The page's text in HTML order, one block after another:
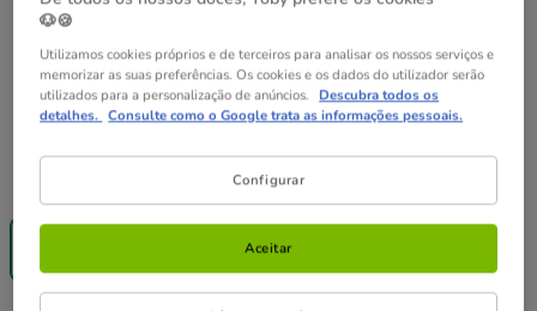
20 rollos (300 bolsas)
🐶🍪
Utilizamos cookies próprios e de terceiros para analisar os nossos serviços e
memorizar as suas preferências. Os cookies e os dados do utilizador serão
utilizados para a personalização de anúncios. Descubra todos os
detalhes. Consulte como o Google trata as informações pessoais.
Configurar
Aceitar